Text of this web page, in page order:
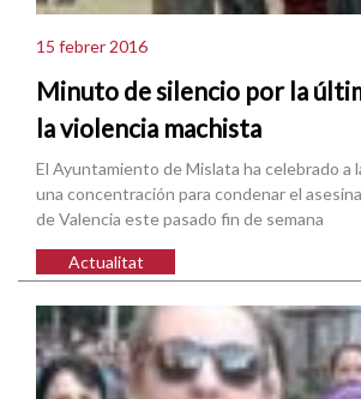
15 febrer 2016
Minuto de silencio por la
la violencia machista
El Ayuntamiento de Mislata ha celebrado a
una concentración para condenar el
de Valencia este pasado fin de semana
Actualitat